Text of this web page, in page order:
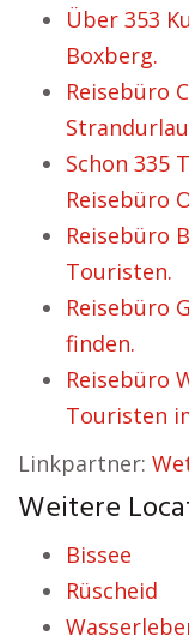
Über 353
Boxberg.
Reisebüro
Schon 335
Reisebüro
Reisebüro
Touristen.
Reisebüro
finden.
Reisebüro
Touristen
Linkpartner:
Weitere
Bissee
Rüscheid